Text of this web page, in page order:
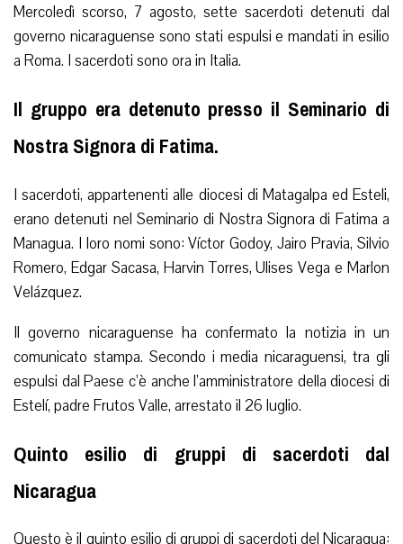
Mercoledì scorso, 7 agosto, sette sacerdoti detenuti dal
governo nicaraguense sono stati espulsi e mandati in esilio
a Roma. I sacerdoti sono ora in Italia.
Il gruppo era detenuto presso il Seminario di
Nostra Signora di Fatima.
I sacerdoti, appartenenti alle diocesi di Matagalpa ed Esteli,
erano detenuti nel Seminario di Nostra Signora di Fatima a
Managua. I loro nomi sono: Víctor Godoy, Jairo Pravia, Silvio
Romero, Edgar Sacasa, Harvin Torres, Ulises Vega e Marlon
Velázquez.
Il governo nicaraguense ha confermato la notizia in un
comunicato stampa. Secondo i media nicaraguensi, tra gli
espulsi dal Paese c’è anche l’amministratore della diocesi di
Estelí, padre Frutos Valle, arrestato il 26 luglio.
Quinto esilio di gruppi di sacerdoti dal
Nicaragua
Questo è il quinto esilio di gruppi di sacerdoti del Nicaragua: